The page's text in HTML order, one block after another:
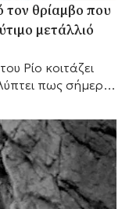
θρίαμβο που
μετάλλιό
Ρίο κοιτάζει
πως σήμερα